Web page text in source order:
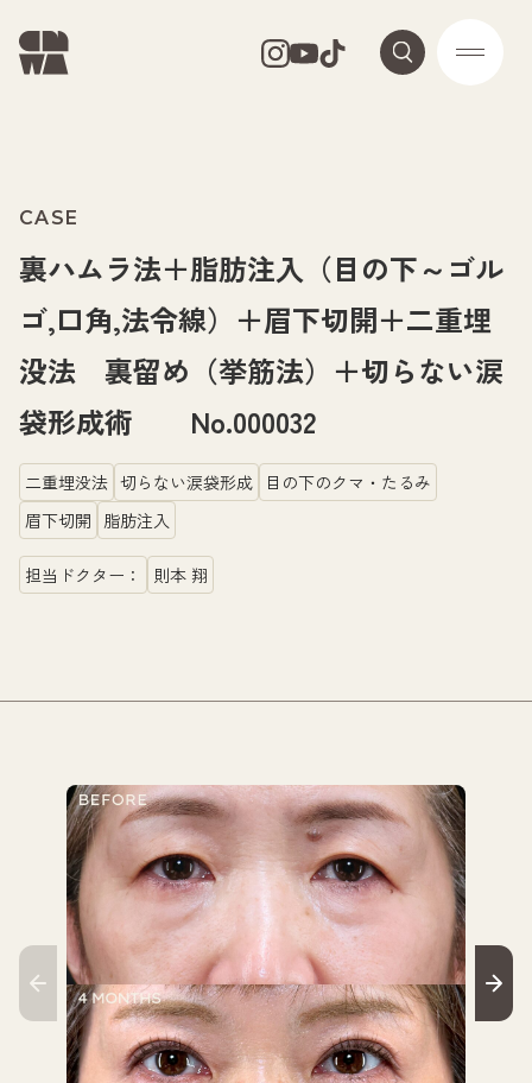
CASE
裏ハムラ法＋脂肪注入（目の下～ゴル
ゴ,口角,法令線）＋眉下切開＋二重埋
没法 裏留め（挙筋法）＋切らない涙
袋形成術 No.000032
二重埋没法 切らない涙袋形成
目の下のクマ・たるみ
眉下切開 脂肪注入
担当ドクター： 則本 翔